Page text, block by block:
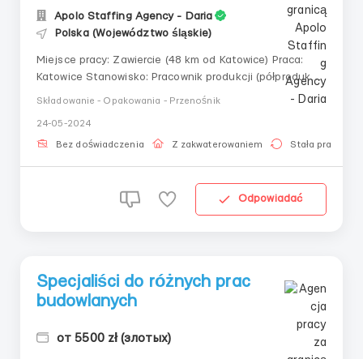
Apolo Staffing Agency - Daria
Polska (Województwo śląskie)
Miejsce pracy: Zawiercie (48 km od Katowice) Praca:
Katowice Stanowisko: Pracownik produkcji (półprodukty)
Wynagrodzenie: 22,78 zł/godz. netto 28,20 zł/godz.
po przepracowaniu 180 godzin dla mężczyzn Typ
zatrudnienia: umowa zlecenie ...
Składowanie - Opakowania - Przenośnik
24-05-2024
Bez doświadczenia Z zakwaterowaniem Stała praca
Odpowiadać
Specjaliści do różnych prac
budowlanych
от 5500 zł (злотых)